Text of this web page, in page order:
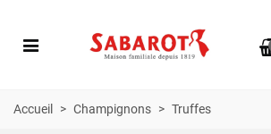
Accueil > Champignons > Truffes